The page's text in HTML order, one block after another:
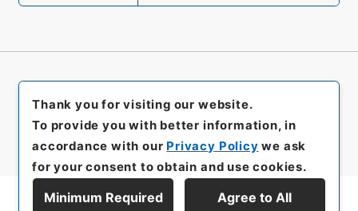
Thank you for visiting our website.
To provide you with better information, in
accordance with our Privacy Policy we ask
for your consent to obtain and use cookies.
Minimum Required Agree to All